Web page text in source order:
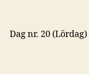
Dag nr. 20 (Lördag)